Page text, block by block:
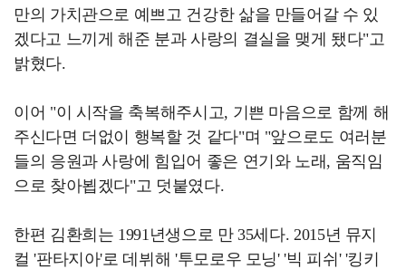
만의 가치관으로 예쁘고 건강한 삶을 만들어갈 수 있
겠다고 느끼게 해준 분과 사랑의 결실을 맺게 됐다"고
밝혔다.
이어 "이 시작을 축복해주시고, 기쁜 마음으로 함께 해
주신다면 더없이 행복할 것 같다"며 "앞으로도 여러분
들의 응원과 사랑에 힘입어 좋은 연기와 노래, 움직임
으로 찾아뵙겠다"고 덧붙였다.
한편 김환희는 1991년생으로 만 35세다. 2015년 뮤지
컬 '판타지아'로 데뷔해 '투모로우 모닝' '빅 피쉬' '킹키